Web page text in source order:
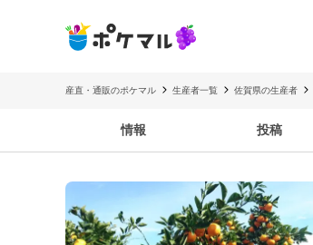
産直・通販のポケマル 生産者一覧 佐賀県の生産者
情報 投稿